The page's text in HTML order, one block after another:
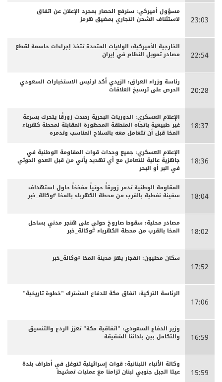
23:03
مسؤول أميركي: سنرفع الحصار بمجرد الإعلان عن اتفاق
لاستئناف الشحن التجاري بمضيق هرمز
22:54
الخارجية الأميركية: الولايات المتحدة تتخذ إجراءات حاسمة لقطع
مصادر تمويل النظام في إيران
20:28
رئاسة وزراء العراق: الزيدي أكد لرئيس الاستخبارات السعودي
الحرص على ترسيخ العلاقات
18:37
الإعلام العسكري: الدوريات البحرية رصدت زورقًا يتحرك بسرعة
غير طبيعية باتجاه المنطقة المحظورة المقابلة لمحطة كهرباء
المخا قبل أن تتعامل معه بالسلاح المناسب وتدمره
18:36
الإعلام العسكري: جميع وحدات قوات المقاومة الوطنية في
جاهزية عالية للتعامل مع أي تهديد يأتي من قبل العدو الحوثي
في البر أو البحر
18:04
المقاومة الوطنية تدمر زورقاً حوثياً مفخخاً حاول استهداف
سفينة نفطية بالقرب من محطة الكهرباء بالمخا #وكالة_خبر
18:02
مصادر محلية: سقوط صاروخ حوثي على هنجر مدني بساحل
المخا بالقرب من محطة الكهرباء #وكالة_خبر
17:52
سكان محليون: انفجار يهز مدينة المخا #وكالة_خبر
17:06
الرئاسة التركية: اتفاق مكة للدفاع المشترك "خطوة تاريخية"
16:59
وزير الدفاع السعودي: "اتفاقية مكة" تعزز الردع والتنسيق
والتكامل بين بلداننا الشقيقة
15:59
وكالة الأنباء اللبنانية: قوات إسرائيلية تتوغل في أطراف بلدة
عيتا الجبل جنوبي لبنان تزامنا مع عمليات تمشيط